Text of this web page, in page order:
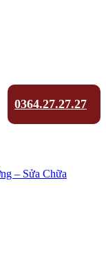
0364.27.27.27
– Sửa Chữa